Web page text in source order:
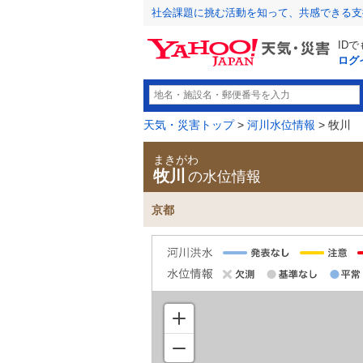
社会課題に挑む活動を知って、共感できる
ID
ログ
天気・災害トップ> 河川水位情報 > 牧川
まきがわ
牧川 の水位情報
京都